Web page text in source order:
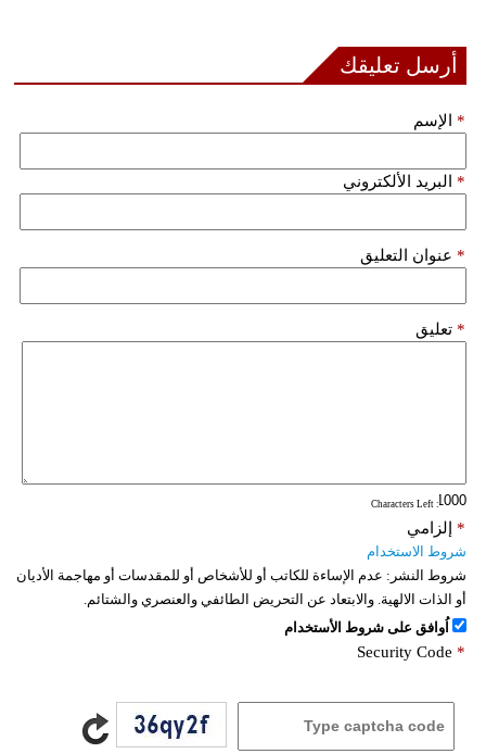
أرسل تعليقك
الإسم *
البريد الألكتروني *
عنوان التعليق *
تعليق *
: Characters Left
إلزامي *
شروط الاستخدام
شروط النشر: عدم الإساءة للكاتب أو للأشخاص أو للمقدسات أو مهاجمة الأديان
أو الذات الالهية. والابتعاد عن التحريض الطائفي والعنصري والشتائم.
اُوافق على شروط الأستخدام
Security Code *